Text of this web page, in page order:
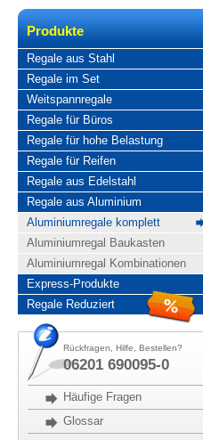
Produkte
Regale aus Stahl
Regale im Set
Weitspannregale
Regale für Büros
Regale für hohe Belastung
Regale für Reifen
Regale aus Edelstahl
Regale aus Aluminium
Aluminiumregale komplett
Aluminiumregal Baukasten
Aluminiumregal Kombinationen
Express-Produkte
Regale Reduziert
Rückfragen, Hilfe, Bestellen?
06201 690095-0
Häufige Fragen
Glossar